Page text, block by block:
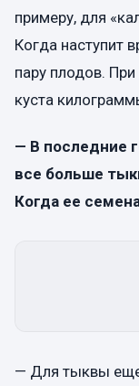
примеру, для
Когда наступит
пару плодов.
куста
— В последние
все больше
Когда ее
— Для тыквы